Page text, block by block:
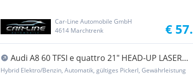
Car-Line Automobile GmbH
4614 Marchtrenk
€
Audi A8 60 TFSI e quattro 21" HEAD-UP LASER
PANO B&O...
Hybrid Elektro/Benzin, Automatik, gültiges Pickerl, Gewährleistung